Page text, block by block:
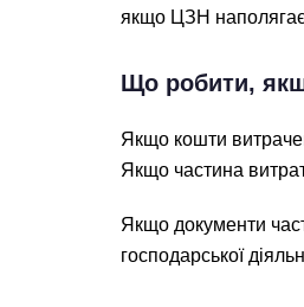
якщо ЦЗН
Що робити,
Якщо кошти
Якщо частина
Якщо документи
господарської